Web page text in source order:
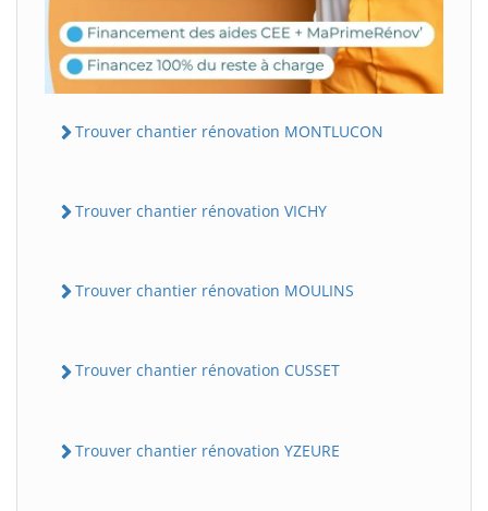
Trouver chantier rénovation MONTLUCON
Trouver chantier rénovation VICHY
Trouver chantier rénovation MOULINS
Trouver chantier rénovation CUSSET
Trouver chantier rénovation YZEURE